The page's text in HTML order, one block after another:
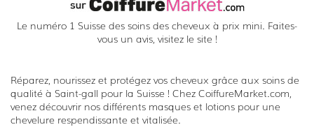
Le numéro 1 Suisse des soins des cheveux à prix mini. Faites-
vous un avis, visitez le site !
Réparez, nourissez et protégez vos cheveux grâce aux soins de
qualité à Saint-gall pour la Suisse ! Chez CoiffureMarket.com,
venez découvrir nos différents masques et lotions pour une
chevelure respendissante et vitalisée.